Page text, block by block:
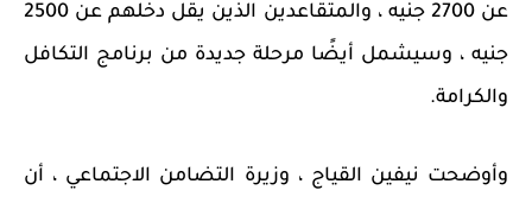
عن 2700 جنيه ، والمتقاعدين الذين يقل دخلهم عن 2500
جنيه ، وسيشمل أيضًا مرحلة جديدة من برنامج التكافل
والكرامة.
وأوضحت نيفين القياج ، وزيرة التضامن الاجتماعي ، أن